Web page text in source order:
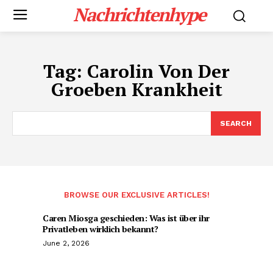
Nachrichtenhype
Tag: Carolin Von Der
Groeben Krankheit
SEARCH
BROWSE OUR EXCLUSIVE ARTICLES!
Caren Miosga geschieden: Was ist über ihr
Privatleben wirklich bekannt?
June 2, 2026